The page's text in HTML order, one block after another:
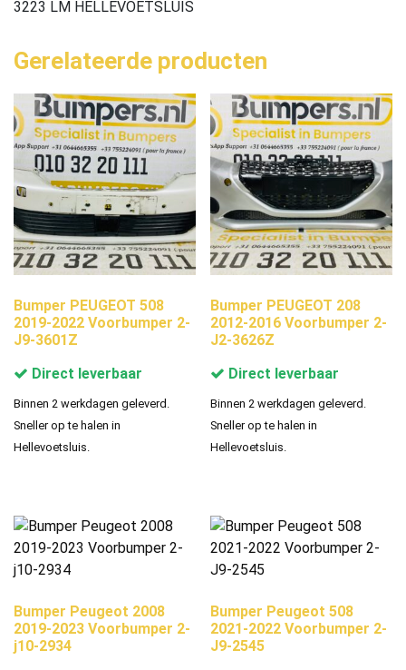
3223 LM HELLEVOETSLUIS
Gerelateerde producten
Bumper PEUGEOT 508
2019-2022 Voorbumper 2-
J9-3601Z
Direct leverbaar
Binnen 2 werkdagen geleverd.
Sneller op te halen in
Hellevoetsluis.
Bumper PEUGEOT 208
2012-2016 Voorbumper 2-
J2-3626Z
Direct leverbaar
Binnen 2 werkdagen geleverd.
Sneller op te halen in
Hellevoetsluis.
Bumper Peugeot 2008
2019-2023 Voorbumper 2-
j10-2934
Bumper Peugeot 508
2021-2022 Voorbumper 2-
J9-2545